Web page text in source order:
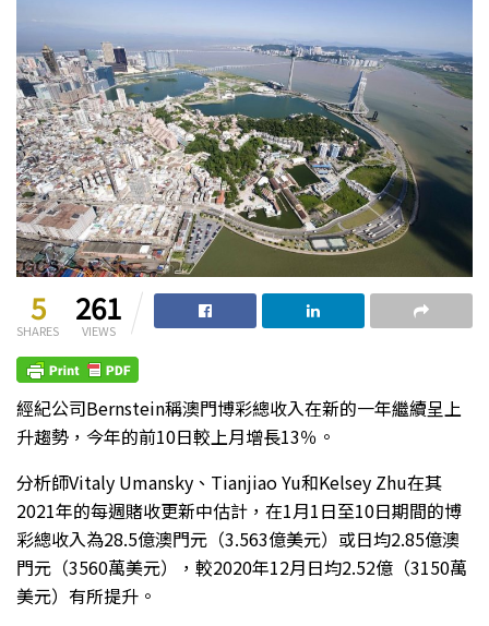
5
SHARES
261
VIEWS
經紀公司Bernstein稱澳門博彩總收入在新的一年繼續呈上
升趨勢，今年的前10日較上月增長13％。
分析師Vitaly Umansky、Tianjiao Yu和Kelsey Zhu在其
2021年的每週賭收更新中估計，在1月1日至10日期間的博
彩總收入為28.5億澳門元（3.563億美元）或日均2.85億澳
門元（3560萬美元），較2020年12月日均2.52億（3150萬
美元）有所提升。